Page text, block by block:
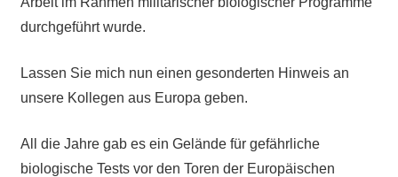
durchgeführt wurde.
Lassen Sie mich nun einen gesonderten Hinweis an
unsere Kollegen aus Europa geben.
All die Jahre gab es ein Gelände für gefährliche
biologische Tests vor den Toren der Europäischen